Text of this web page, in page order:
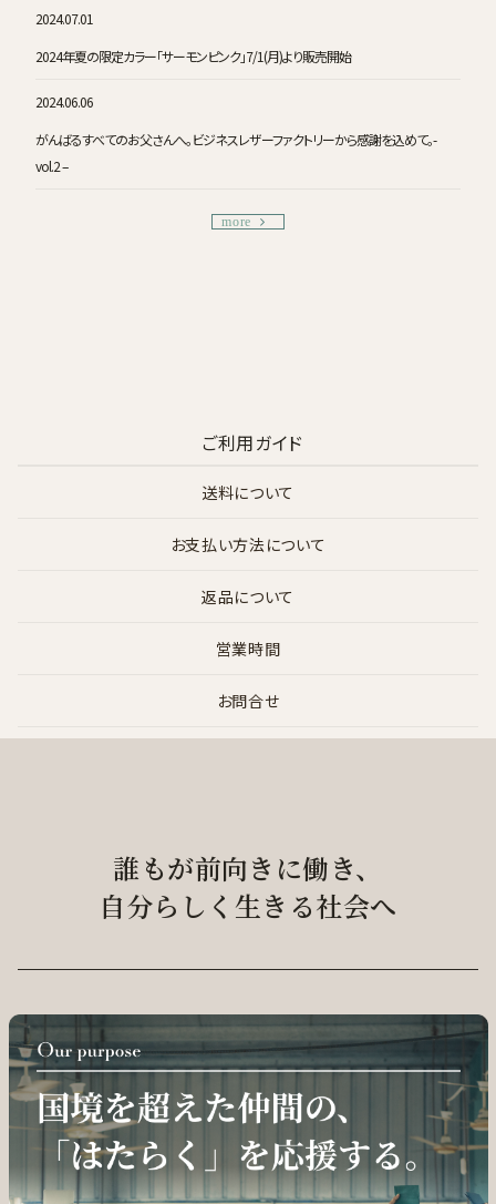
2024.07.01
2024年夏の限定カラー「サーモンピンク」7/1(月)より販売開始
2024.06.06
がんばるすべてのお父さんへ。ビジネスレザーファクトリーから感謝を込めて。-
vol.2 –
more
ご利用ガイド
送料について
お支払い方法について
返品について
営業時間
お問合せ
誰もが前向きに働き、
自分らしく生きる社会へ